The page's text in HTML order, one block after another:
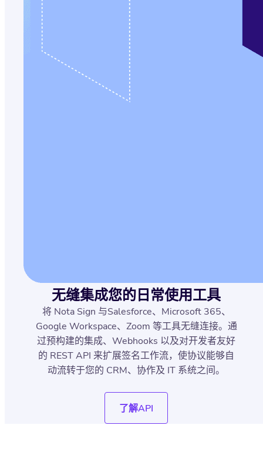
无缝集成您的日常使用工具
将 Nota Sign 与Salesforce、Microsoft 365、
Google Workspace、Zoom 等工具无缝连接。通
过预构建的集成、Webhooks 以及对开发者友好
的 REST API 来扩展签名工作流，使协议能够自
动流转于您的 CRM、协作及 IT 系统之间。
了解API